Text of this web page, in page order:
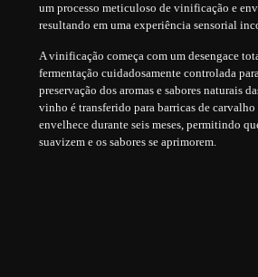
um processo meticuloso de vinificação e
resultando em uma experiência sensorial
A vinificação começa com um desengace
fermentação cuidadosamente controlada
preservação dos aromas e sabores naturais
vinho é transferido para barricas de carvalho
envelhece durante seis meses, permitindo
suavizem e os sabores se aprimorem.